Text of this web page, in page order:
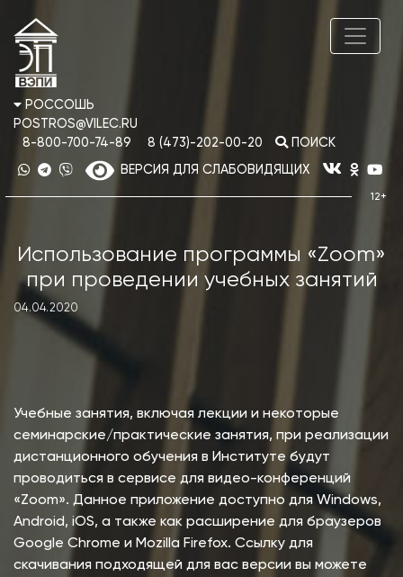
РОССОШЬ
POSTROS@VILEC.RU
8-800-700-74-89
8 (473)-202-00-20 ПОИСК
ВЕРСИЯ ДЛЯ СЛАБОВИДЯЩИХ
Использование программы «Zoom»
при проведении учебных занятий
04.04.2020
Учебные занятия, включая лекции и некоторые
семинарские/практические занятия, при реализации
дистанционного обучения в Институте будут
проводиться в сервисе для видео-конференций
«Zoom». Данное приложение доступно для Windows,
Android, iOS, а также как расширение для браузеров
Google Chrome и Mozilla Firefox. Ссылку для
скачивания подходящей для вас версии вы можете